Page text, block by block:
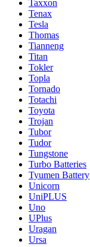
Taxxon
Tenax
Tesla
Thomas
Tianneng
Titan
Tokler
Topla
Tornado
Totachi
Toyota
Trojan
Tubor
Tudor
Tungstone
Turbo Batteries
Tyumen Battery
Unicorn
UniPLUS
Uno
UPlus
Uragan
Ursa